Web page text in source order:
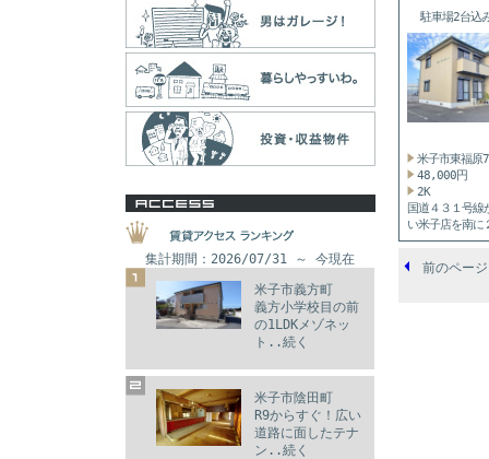
駐車場2台込
の...
米子市東福原
48,000円
2K
国道４３１号線
い米子店を南に
の住宅地...
前のページ
集計期間：2026/07/31 ～ 今現在
米子市義方町
義方小学校目の前
の1LDKメゾネッ
ト..続く
米子市陰田町
R9からすぐ！広い
道路に面したテナ
ン..続く